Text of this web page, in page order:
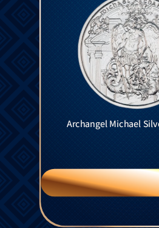
Archangel Michael